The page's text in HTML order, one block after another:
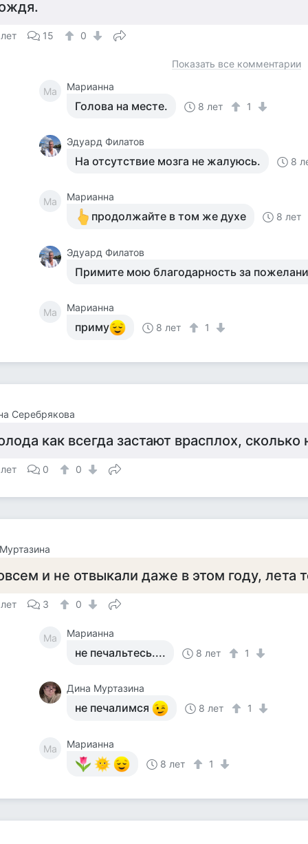
15 0
Показать все комментарии
Ма Марианна
Голова на месте. 8 лет 1
Эдуард Филатов
На отсутствие мозга не жалуюсь. 8
Ма Марианна
продолжайте в том же духе 8 лет
Эдуард Филатов
Примите мою благодарность за
Ма Марианна
приму 8 лет 1
Серебрякова
как всегда застают врасплох, сколько
0 0
и не отвыкали даже в этом году, лета
3 0
Ма Марианна
не печальтесь.... 8 лет 1
Дина Муртазина
не печалимся 8 лет 1
Ма
Марианна
8 лет
1